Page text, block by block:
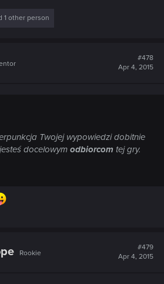
1 other person
#478
Apr 4, 2015
Twojej wypowiedzi dobitnie
docelowym odbiorcom tej gry.
Rookie
#479
Apr 4, 2015